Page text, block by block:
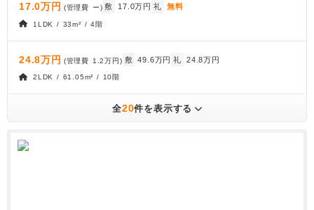
17.0万円 (管理費 ー) 敷 17.0万円 礼 無料
1LDK / 33m² / 4階
24.8万円 (管理費 1.2万円) 敷 49.6万円 礼 24.8万円
2LDK / 61.05m² / 10階
全20件を表示する